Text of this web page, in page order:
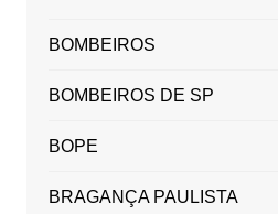
BOMBEIROS
BOMBEIROS DE SP
BOPE
BRAGANÇA PAULISTA